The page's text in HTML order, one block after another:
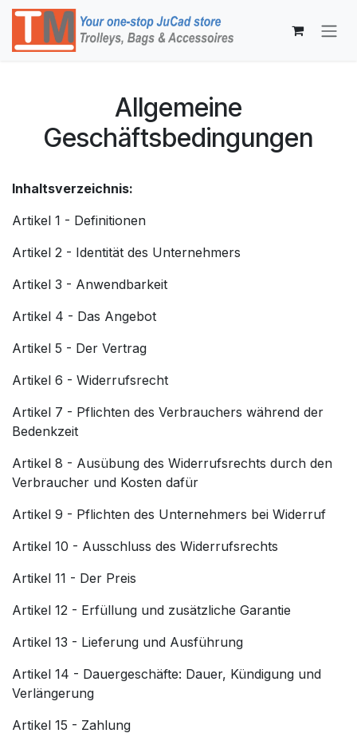
Zum Inhalt springen
Allgemeine
Geschäftsbedingungen
Inhaltsverzeichnis:
Artikel 1 - Definitionen
Artikel 2 - Identität des Unternehmers
Artikel 3 - Anwendbarkeit
Artikel 4 - Das Angebot
Artikel 5 - Der Vertrag
Artikel 6 - Widerrufsrecht
Artikel 7 - Pflichten des Verbrauchers während der
Bedenkzeit
Artikel 8 - Ausübung des Widerrufsrechts durch den
Verbraucher und Kosten dafür
Artikel 9 - Pflichten des Unternehmers bei Widerruf
Artikel 10 - Ausschluss des Widerrufsrechts
Artikel 11 - Der Preis
Artikel 12 - Erfüllung und zusätzliche Garantie
Artikel 13 - Lieferung und Ausführung
Artikel 14 - Dauergeschäfte: Dauer, Kündigung und
Verlängerung
Artikel 15 - Zahlung